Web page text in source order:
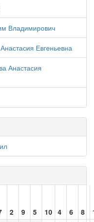
Владимирович
Евгеньевна
Анастасия
2 9 5 10 4 6 8